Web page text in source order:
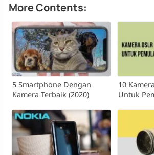
More Contents:
5 Smartphone Dengan
Kamera Terbaik (2020)
10
Untuk